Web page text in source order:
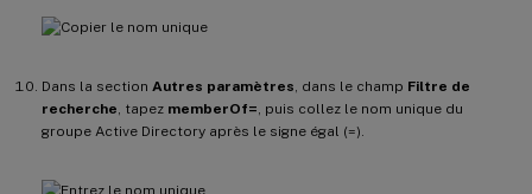
Dans la section Autres paramètres , dans le champ Filtre de
recherche , tapez memberOf= , puis collez le nom unique du
groupe Active Directory après le signe égal (=).